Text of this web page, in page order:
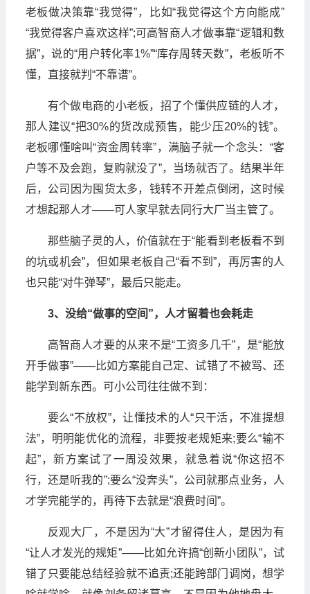
老板做决策靠“我觉得”，比如“我觉得这个方向能成”
“我觉得客户喜欢这样”;可高智商人才做事靠“逻辑和数
据”，说的“用户转化率1%”“库存周转天数”，老板听不
懂，直接就判“不靠谱”。
有个做电商的小老板，招了个懂供应链的人才，
那人建议“把30%的货改成预售，能少压20%的钱”。
老板哪懂啥叫“资金周转率”，满脑子就一个念头：“客
户等不及会跑，复购就没了”，当场就否了。结果半年
后，公司因为囤货太多，钱转不开差点倒闭，这时候
才想起那人才——可人家早就去同行大厂当主管了。
那些脑子灵的人，价值就在于“能看到老板看不到
的坑或机会”，但如果老板自己“看不到”，再厉害的人
也只能“对牛弹琴”，最后只能走。
3、没给“做事的空间”，人才留着也会耗走
高智商人才要的从来不是“工资多几千”，是“能放
开手做事”——比如方案能自己定、试错了不被骂、还
能学到新东西。可小公司往往做不到：
要么“不放权”，让懂技术的人“只干活，不准提想
法”，明明能优化的流程，非要按老规矩来;要么“输不
起”，新方案试了一周没效果，就急着说“你这招不
行，还是听我的”;要么“没奔头”，公司就那点业务，人
才学完能学的，再待下去就是“浪费时间”。
反观大厂，不是因为“大”才留得住人，是因为有
“让人才发光的规矩”——比如允许搞“创新小团队”，试
错了只要能总结经验就不追责;还能跨部门调岗，想学